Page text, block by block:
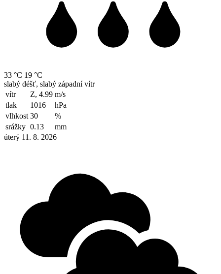
33 °C 19 °C
slabý déšť, slabý západní vítr
vítr
Z, 4.99 m/s
tlak
1016
hPa
vlhkost 30
%
srážky 0.13
mm
úterý 11. 8. 2026